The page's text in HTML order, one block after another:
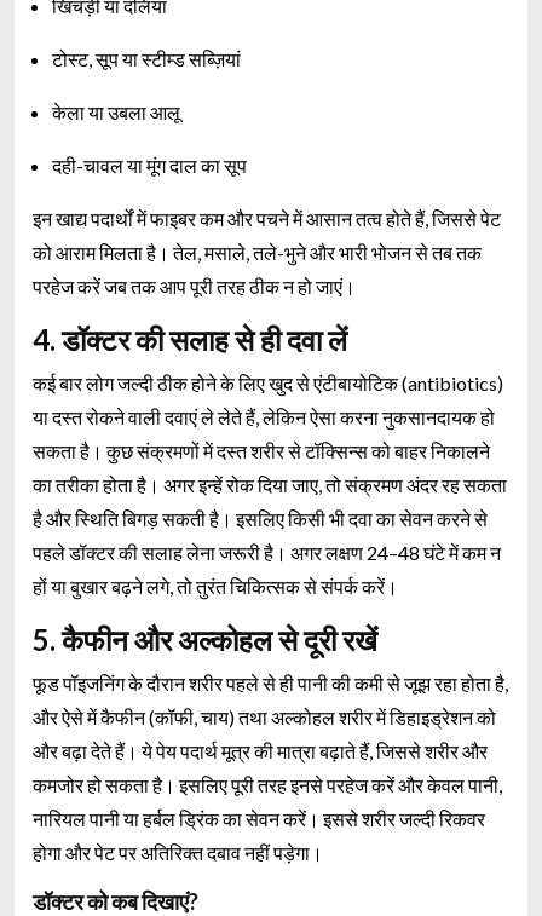
खिचड़ी या दलिया
टोस्ट, सूप या स्टीम्ड सब्ज़ियां
केला या उबला आलू
दही-चावल या मूंग दाल का सूप
इन खाद्य पदार्थों में फाइबर कम और पचने में आसान तत्व होते हैं, जिससे पेट
को आराम मिलता है। तेल, मसाले, तले-भुने और भारी भोजन से तब तक
परहेज करें जब तक आप पूरी तरह ठीक न हो जाएं।
4. डॉक्टर की सलाह से ही दवा लें
कई बार लोग जल्दी ठीक होने के लिए खुद से एंटीबायोटिक (antibiotics)
या दस्त रोकने वाली दवाएं ले लेते हैं, लेकिन ऐसा करना नुकसानदायक हो
सकता है। कुछ संक्रमणों में दस्त शरीर से टॉक्सिन्स को बाहर निकालने
का तरीका होता है। अगर इन्हें रोक दिया जाए, तो संक्रमण अंदर रह सकता
है और स्थिति बिगड़ सकती है। इसलिए किसी भी दवा का सेवन करने से
पहले डॉक्टर की सलाह लेना जरूरी है। अगर लक्षण 24–48 घंटे में कम न
हों या बुखार बढ़ने लगे, तो तुरंत चिकित्सक से संपर्क करें।
5. कैफीन और अल्कोहल से दूरी रखें
फूड पॉइजनिंग के दौरान शरीर पहले से ही पानी की कमी से जूझ रहा होता है,
और ऐसे में कैफीन (कॉफी, चाय) तथा अल्कोहल शरीर में डिहाइड्रेशन को
और बढ़ा देते हैं। ये पेय पदार्थ मूत्र की मात्रा बढ़ाते हैं, जिससे शरीर और
कमजोर हो सकता है। इसलिए पूरी तरह इनसे परहेज करें और केवल पानी,
नारियल पानी या हर्बल ड्रिंक का सेवन करें। इससे शरीर जल्दी रिकवर
होगा और पेट पर अतिरिक्त दबाव नहीं पड़ेगा।
डॉक्टर को कब दिखाएं?